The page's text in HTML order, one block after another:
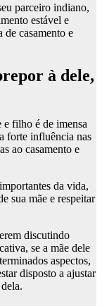
parceiro indiano,
estável e
casamento e
à dele,
e filho é de imensa
forte influência nas
ao casamento e
da vida,
sua mãe e respeitar
discutindo
se a mãe dele
aspectos,
disposto a ajustar